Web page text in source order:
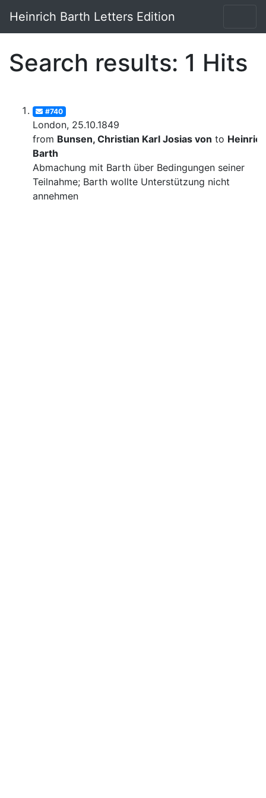
Heinrich Barth Letters Edition
Search results: 1 Hits
#740
London, 25.10.1849
from Bunsen, Christian Karl Josias von to Heinrich
Barth
Abmachung mit Barth über Bedingungen seiner
Teilnahme; Barth wollte Unterstützung nicht
annehmen